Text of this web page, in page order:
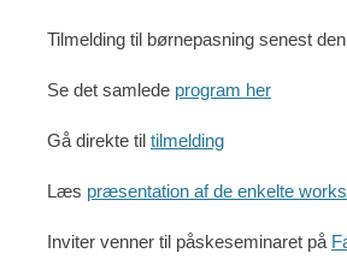
Tilmelding til børnepasning senest
Se det samlede program her
Gå direkte til tilmelding
Læs præsentation af de enkelte
Inviter venner til påskeseminaret på